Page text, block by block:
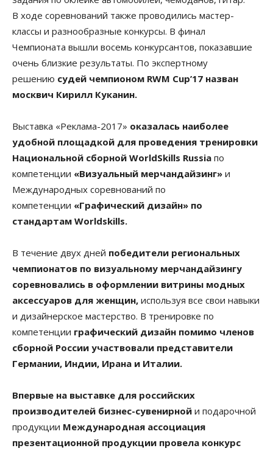
В ходе соревнований также проводились мастер-
классы и разнообразные конкурсы. В финал
Чемпионата вышли восемь конкурсантов, показавшие
очень близкие результаты. По экспертному
решению судей чемпионом RWM Cup’17 назван
москвич Кирилл Куканин.
Выставка «Реклама-2017» оказалась наиболее
удобной площадкой для проведения тренировки
Национальной сборной WorldSkills Russia по
компетенции «Визуальный мерчандайзинг» и
Международных соревнований по
компетенции «Графический дизайн» по
стандартам Worldskills.
В течение двух дней победители региональных
чемпионатов по визуальному мерчандайзингу
соревновались в оформлении витрины модных
аксессуаров для женщин, используя все свои навыки
и дизайнерское мастерство. В тренировке по
компетенции графический дизайн помимо членов
сборной России участвовали представители
Германии, Индии, Ирана и Италии.
Впервые на выставке для российских
производителей бизнес-сувенирной и подарочной
продукции Международная ассоциация
презентационной продукции провела конкурс